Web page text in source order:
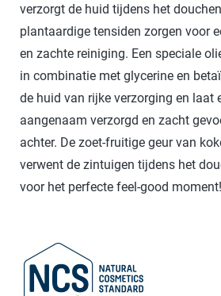
verzorgt de huid tijdens het
plantaardige tensiden zorgen voor
en zachte reiniging. Een speciale
in combinatie met glycerine en
de huid van rijke verzorging en laat
aangenaam verzorgd en zacht
achter. De zoet-fruitige geur van
verwent de zintuigen tijdens het
voor het perfecte feel-good moment!